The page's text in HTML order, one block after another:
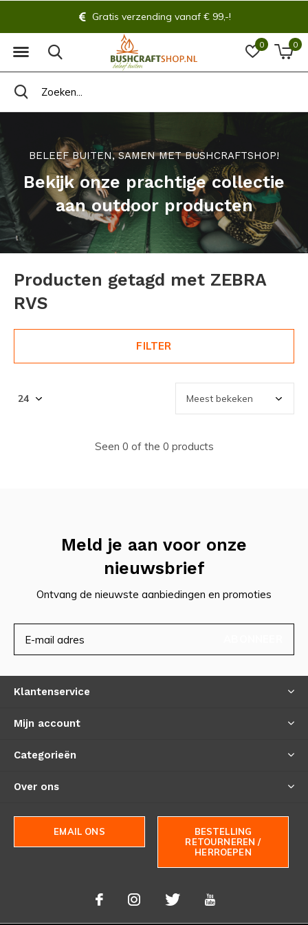
0 0
Gratis verzending vanaf € 99,-!
BELEEF BUITEN, SAMEN MET BUSHCRAFTSHOP!
Bekijk onze prachtige collectie
aan outdoor producten
Producten getagd met ZEBRA
RVS
FILTER
Seen 0 of the 0 products
Meld je aan voor onze
nieuwsbrief
Ontvang de nieuwste aanbiedingen en promoties
Klantenservice
Mijn account
Categorieën
Over ons
EMAIL ONS
BESTELLING
RETOURNEREN /
HERROEPEN